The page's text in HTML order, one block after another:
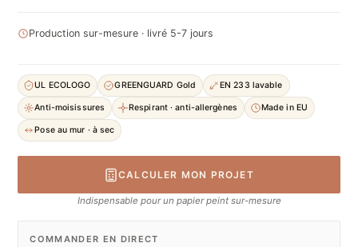
Production sur-mesure · livré 5-7 jours
UL ECOLOGO GREENGUARD Gold EN 233 lavable
Anti-moisissures Respirant · anti-allergènes Made in EU
Pose au mur · à sec
CALCULER MON PROJET
Indispensable pour un papier peint sur-mesure
COMMANDER EN DIRECT